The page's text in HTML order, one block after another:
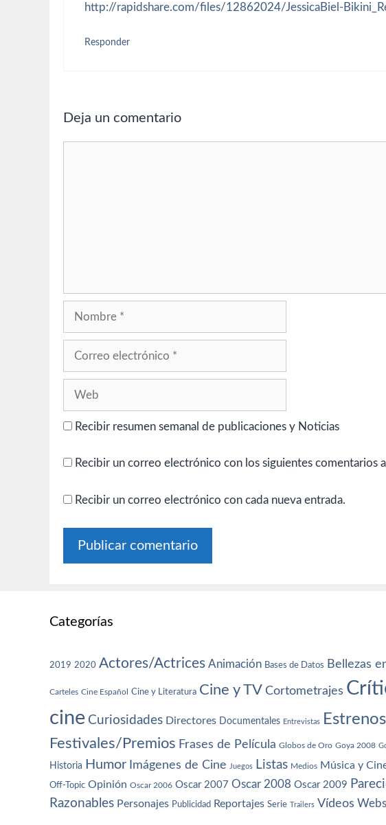
http://rapidshare.com/files/12862024/JessicaBiel-
Responder
Deja un comentario
Recibir resumen semanal de publicaciones y Noticias
Recibir un correo electrónico con los siguientes comentarios
Recibir un correo electrónico con cada nueva entrada.
Categorías
2019 2020 Actores/Actrices Animación Bases de Datos Bellezas
Carteles Cine Español Cine y Literatura Cine y TV Cortometrajes
cine Curiosidades Directores Documentales Entrevistas Estrenos
Festivales/Premios Frases de Película Globos de Oro Goya 2008
Historia Humor Imágenes de Cine Juegos Listas Medios Música y
Off-Topic Opinión Oscar 2006 Oscar 2007 Oscar 2008 Oscar 2009
Razonables Personajes Publicidad Reportajes Serie Trailers Vídeos Webs